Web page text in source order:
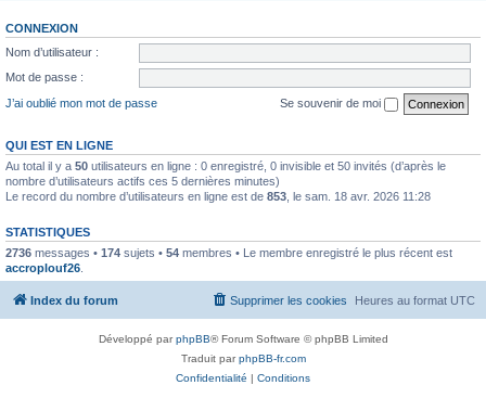
CONNEXION
Nom d’utilisateur :
Mot de passe :
J’ai oublié mon mot de passe
Se souvenir de moi
QUI EST EN LIGNE
Au total il y a 50 utilisateurs en ligne : 0 enregistré, 0 invisible et 50 invités (d’après le
nombre d’utilisateurs actifs ces 5 dernières minutes)
Le record du nombre d’utilisateurs en ligne est de 853 , le sam. 18 avr. 2026 11:28
STATISTIQUES
2736 messages • 174 sujets • 54 membres • Le membre enregistré le plus récent est
accroplouf26
Index du forum Heures au format UTC
Supprimer les cookies
Développé parphpBB® Forum Software © phpBB Limited
Traduit parphpBB-fr.com
Confidentialité | Conditions